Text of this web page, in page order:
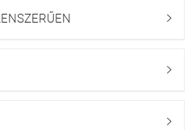


